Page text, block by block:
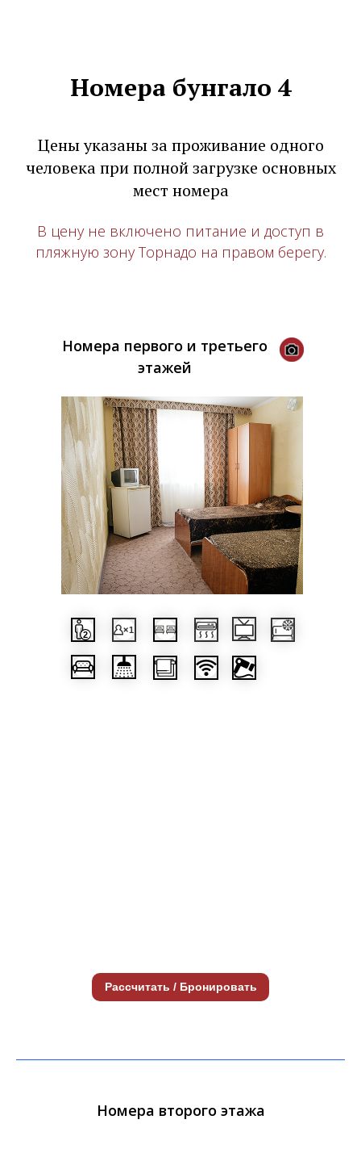
Номера бунгало 4
Цены указаны за проживание одного
человека при полной загрузке основных
мест номера
В цену не включено питание и доступ в
пляжную зону Торнадо на правом берегу.
Номера первого и третьего
этажей
Рассчитать / Бронировать
Номера второго этажа